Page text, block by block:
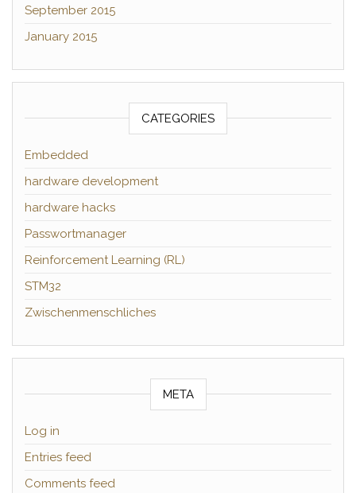
September 2015
January 2015
CATEGORIES
Embedded
hardware development
hardware hacks
Passwortmanager
Reinforcement Learning (RL)
STM32
Zwischenmenschliches
META
Log in
Entries feed
Comments feed